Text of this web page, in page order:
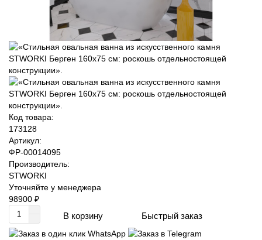
Код товара:
173128
Артикул:
ФР-00014095
Производитель:
STWORKI
Уточняйте у менеджера
98900 ₽
В корзину Быстрый заказ